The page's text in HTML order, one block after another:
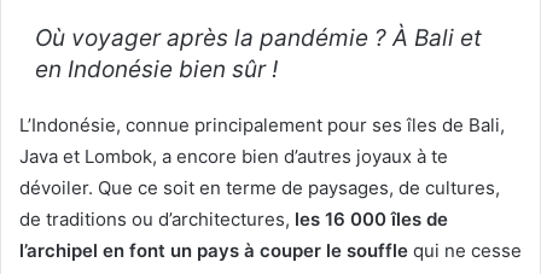
Où voyager après la pandémie ? À Bali et
en Indonésie bien sûr !
L’Indonésie, connue principalement pour ses îles de Bali,
Java et Lombok, a encore bien d’autres joyaux à te
dévoiler. Que ce soit en terme de paysages, de cultures,
de traditions ou d’architectures, les 16 000 îles de
l’archipel en font un pays à couper le souffle qui ne cesse